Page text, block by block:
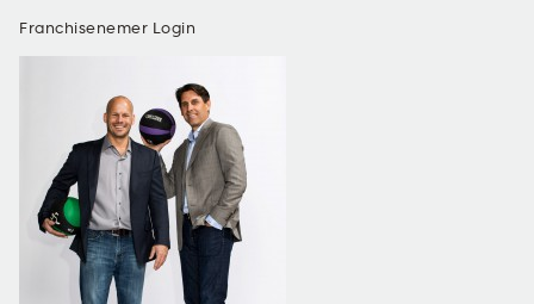
Franchisenemer Login